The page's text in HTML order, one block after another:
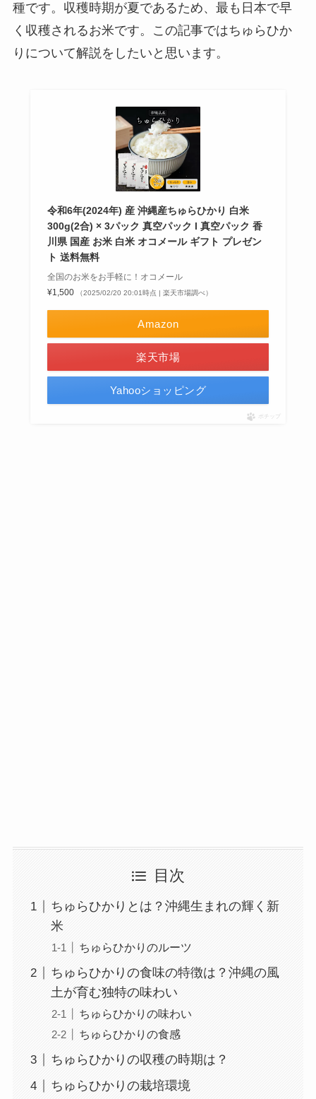
種です。収穫時期が夏であるため、最も日本で早
く収穫されるお米です。この記事ではちゅらひか
りについて解説をしたいと思います。
令和6年(2024年) 産 沖縄産ちゅらひかり 白米
300g(2合) × 3パック 真空パック l 真空パック 香
川県 国産 お米 白米 オコメール ギフト プレゼン
ト 送料無料
全国のお米をお手軽に！オコメール
¥1,500
（2025/02/20 20:01時点 | 楽天市場調べ）
Amazon
楽天市場
Yahooショッピング
ポチップ
目次
ちゅらひかりとは？沖縄生まれの輝く新
米
ちゅらひかりのルーツ
ちゅらひかりの食味の特徴は？沖縄の風
土が育む独特の味わい
ちゅらひかりの味わい
ちゅらひかりの食感
ちゅらひかりの収穫の時期は？
ちゅらひかりの栽培環境